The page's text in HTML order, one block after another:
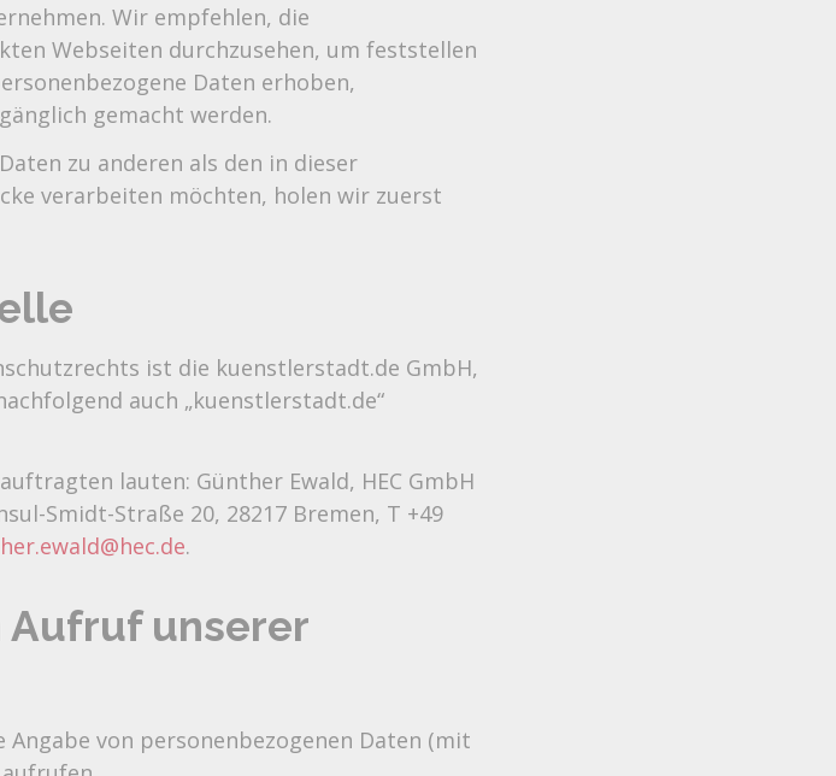
Wir empfehlen, die
Webseiten durchzusehen, um feststellen
Daten erhoben,
gemacht werden.
zu anderen als den in dieser
verarbeiten möchten, holen wir zuerst
ist die kuenstlerstadt.de GmbH,
auch „kuenstlerstadt.de“
lauten: Günther Ewald, HEC GmbH
Smidt-Straße 20, 28217 Bremen, T +49
.
Aufruf unserer
von personenbezogenen Daten (mit